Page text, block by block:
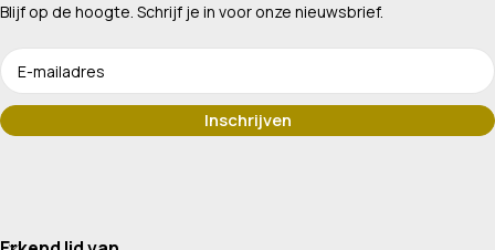
Blijf op de hoogte. Schrijf je in voor onze nieuwsbrief.